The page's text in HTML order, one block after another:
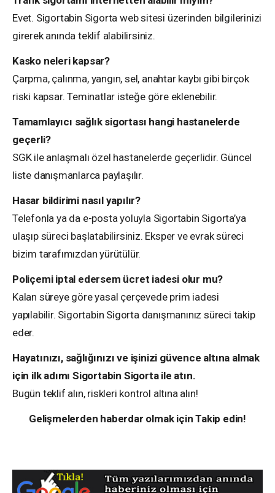
Evet. Sigortabin Sigorta web sitesi üzerinden bilgilerinizi
girerek anında teklif alabilirsiniz.
Kasko neleri kapsar?
Çarpma, çalınma, yangın, sel, anahtar kaybı gibi birçok
riski kapsar. Teminatlar isteğe göre eklenebilir.
Tamamlayıcı sağlık sigortası hangi hastanelerde
geçerli?
SGK ile anlaşmalı özel hastanelerde geçerlidir. Güncel
liste danışmanlarca paylaşılır.
Hasar bildirimi nasıl yapılır?
Telefonla ya da e-posta yoluyla Sigortabin Sigorta’ya
ulaşıp süreci başlatabilirsiniz. Eksper ve evrak süreci
bizim tarafımızdan yürütülür.
Poliçemi iptal edersem ücret iadesi olur mu?
Kalan süreye göre yasal çerçevede prim iadesi
yapılabilir. Sigortabin Sigorta danışmanınız süreci takip
eder.
Hayatınızı, sağlığınızı ve işinizi güvence altına almak
için ilk adımı Sigortabin Sigorta ile atın.
Bugün teklif alın, riskleri kontrol altına alın!
Gelişmelerden haberdar olmak için Takip edin!